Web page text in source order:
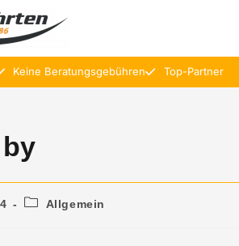
Keine Beratungsgebühren Top-Partner
Allgemein